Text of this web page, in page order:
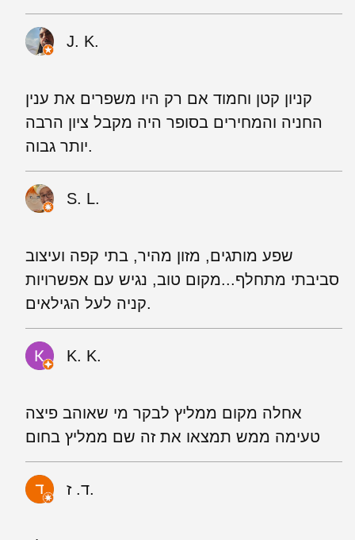
J. K.
קניון קטן וחמוד אם רק היו משפרים את ענין
החניה והמחירים בסופר היה מקבל ציון הרבה
יותר גבוה.
S. L.
שפע מותגים, מזון מהיר, בתי קפה ועיצוב
סביבתי מתחלף...מקום טוב, נגיש עם אפשרויות
קניה לעל הגילאים.
K. K.
אחלה מקום ממליץ לבקר מי שאוהב פיצה
טעימה ממש תמצאו את זה שם ממליץ בחום
ד. ז.